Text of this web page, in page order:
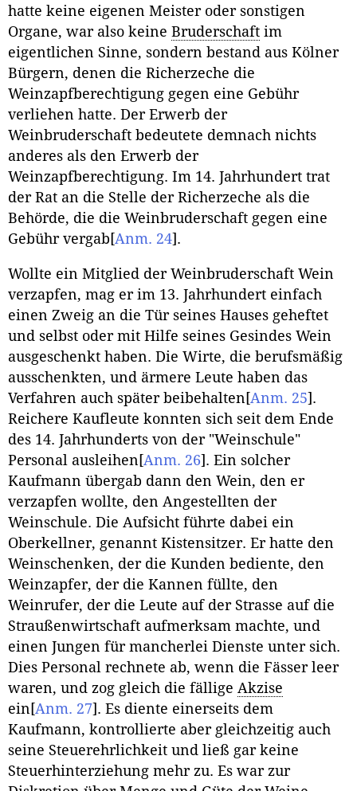
hatte keine eigenen Meister oder sonstigen
Organe, war also keine Bruderschaft im
eigentlichen Sinne, sondern bestand aus Kölner
Bürgern, denen die Richerzeche die
Weinzapfberechtigung gegen eine Gebühr
verliehen hatte. Der Erwerb der
Weinbruderschaft bedeutete demnach nichts
anderes als den Erwerb der
Weinzapfberechtigung. Im 14. Jahrhundert trat
der Rat an die Stelle der Richerzeche als die
Behörde, die die Weinbruderschaft gegen eine
Gebühr vergab [Anm. 24] .
Wollte ein Mitglied der Weinbruderschaft Wein
verzapfen, mag er im 13. Jahrhundert einfach
einen Zweig an die Tür seines Hauses geheftet
und selbst oder mit Hilfe seines Gesindes Wein
ausgeschenkt haben. Die Wirte, die berufsmäßig
ausschenkten, und ärmere Leute haben das
Verfahren auch später beibehalten [Anm. 25] .
Reichere Kaufleute konnten sich seit dem Ende
des 14. Jahrhunderts von der "Weinschule"
Personal ausleihen [Anm. 26] . Ein solcher
Kaufmann übergab dann den Wein, den er
verzapfen wollte, den Angestellten der
Weinschule. Die Aufsicht führte dabei ein
Oberkellner, genannt Kistensitzer. Er hatte den
Weinschenken, der die Kunden bediente, den
Weinzapfer, der die Kannen füllte, den
Weinrufer, der die Leute auf der Strasse auf die
Straußenwirtschaft aufmerksam machte, und
einen Jungen für mancherlei Dienste unter sich.
Dies Personal rechnete ab, wenn die Fässer leer
waren, und zog gleich die fällige Akzise
ein [Anm. 27] . Es diente einerseits dem
Kaufmann, kontrollierte aber gleichzeitig auch
seine Steuerehrlichkeit und ließ gar keine
Steuerhinterziehung mehr zu. Es war zur